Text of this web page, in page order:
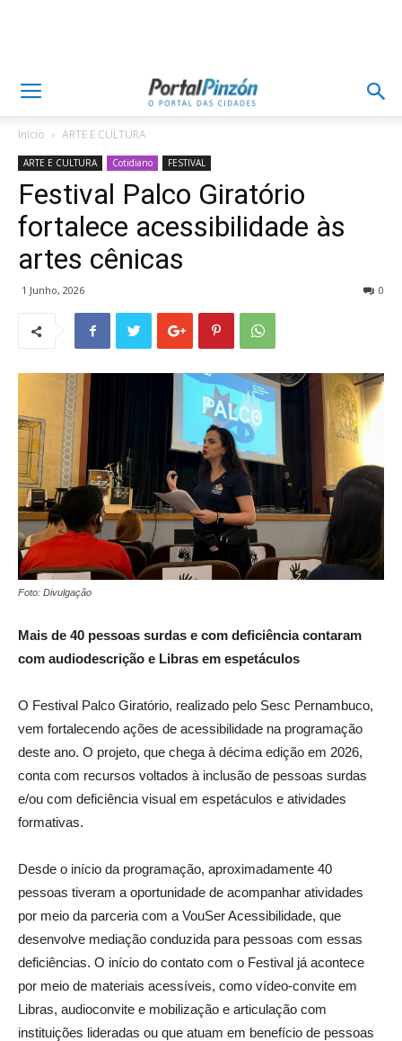
Inicio ARTE E CULTURA
ARTE E CULTURA Cotidiano FESTIVAL
Festival Palco Giratório
fortalece acessibilidade às
artes cênicas
1 Junho, 2026 0
Foto: Divulgação
Mais de 40 pessoas surdas e com deficiência contaram
com audiodescrição e Libras em espetáculos
O Festival Palco Giratório, realizado pelo Sesc Pernambuco,
vem fortalecendo ações de acessibilidade na programação
deste ano. O projeto, que chega à décima edição em 2026,
conta com recursos voltados à inclusão de pessoas surdas
e/ou com deficiência visual em espetáculos e atividades
formativas.
Desde o início da programação, aproximadamente 40
pessoas tiveram a oportunidade de acompanhar atividades
por meio da parceria com a VouSer Acessibilidade, que
desenvolve mediação conduzida para pessoas com essas
deficiências. O início do contato com o Festival já acontece
por meio de materiais acessíveis, como vídeo-convite em
Libras, audioconvite e mobilização e articulação com
instituições lideradas ou que atuam em benefício de pessoas